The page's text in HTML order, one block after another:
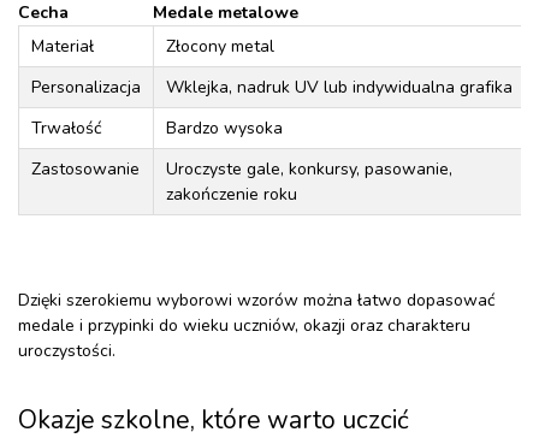
Cecha
Medale metalowe
Materiał
Złocony metal
Personalizacja
Wklejka, nadruk UV lub indywidualna grafika
Trwałość
Bardzo wysoka
Zastosowanie
Uroczyste gale, konkursy, pasowanie,
zakończenie roku
Dzięki szerokiemu wyborowi wzorów można łatwo dopasować
medale i przypinki do wieku uczniów, okazji oraz charakteru
uroczystości.
Okazje szkolne, które warto uczcić